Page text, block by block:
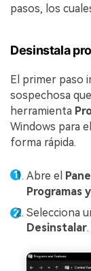
pasos, los
Desinstala
El primer paso
sospechosa
herramienta
Windows para
forma rápida.
Abre el
Programas
Selecciona
Desinstalar.